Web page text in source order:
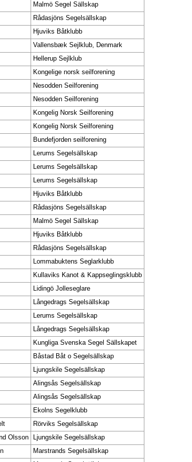
Malmö Segel Sällskap
Rådasjöns Segelsällskap
Hjuviks Båtklubb
Vallensbæk Sejlklub, Denmark
Hellerup Sejlklub
Kongelige norsk seilforening
Nesodden Seilforening
Nesodden Seilforening
Kongelig Norsk Seilforening
Kongelig Norsk Seilforening
Bundefjorden seilforening
Lerums Segelsällskap
Lerums Segelsällskap
Lerums Segelsällskap
Hjuviks Båtklubb
Rådasjöns Segelsällskap
Malmö Segel Sällskap
Hjuviks Båtklubb
Rådasjöns Segelsällskap
Lommabuktens Seglarklubb
Kullaviks Kanot & Kappseglingsklubb
Lidingö Jolleseglare
Långedrags Segelsällskap
Lerums Segelsällskap
Långedrags Segelsällskap
Kungliga Svenska Segel Sällskapet
Båstad Båt o Segelsällskap
Ljungskile Segelsällskap
Alingsås Segelsällskap
Alingsås Segelsällskap
Ekolns Segelklubb
Rörviks Segelsällskap
Olsson
Ljungskile Segelsällskap
Marstrands Segelsällskap